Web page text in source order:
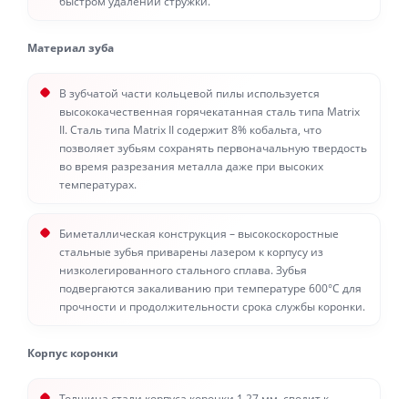
Материал зуба
В зубчатой части кольцевой пилы используется
высококачественная горячекатанная сталь типа Matrix
II. Сталь типа Matrix II содержит 8% кобальта, что
позволяет зубьям сохранять первоначальную твердость
во время разрезания металла даже при высоких
температурах.
Биметаллическая конструкция – высокоскоростные
стальные зубья приварены лазером к корпусу из
низколегированного стального сплава. Зубья
подвергаются закаливанию при температуре 600°С для
прочности и продолжительности срока службы коронки.
Корпус коронки